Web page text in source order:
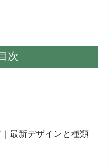
次
最新デザインと種類